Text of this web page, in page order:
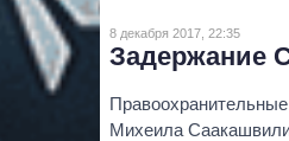
8 декабря 2017, 22:35
Задержание
Михеила